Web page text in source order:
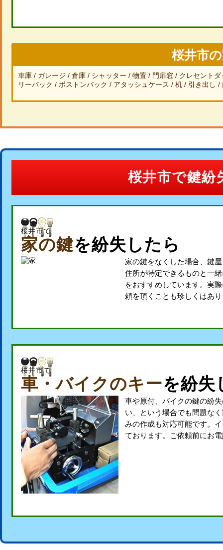
桜井市
車庫 ガレージ 倉庫 シャッター 物置 門扉窓
クレセントダ
リーバック
ボストンバック アタッシュケース 机 引き出し
桜井市で鍵紛
桜井市で
家の鍵を紛失したら
家の鍵をなくした場合、鍵
住所が特定できるものと一
をおすすめしています。実
頼を頂くことも珍しくはあ
桜井市で
車・バイクのキーを紛失
車や原付、バイクの鍵の紛
い、という場合でも問題な
みの作成も対応可能です。
ております。ご依頼前にお